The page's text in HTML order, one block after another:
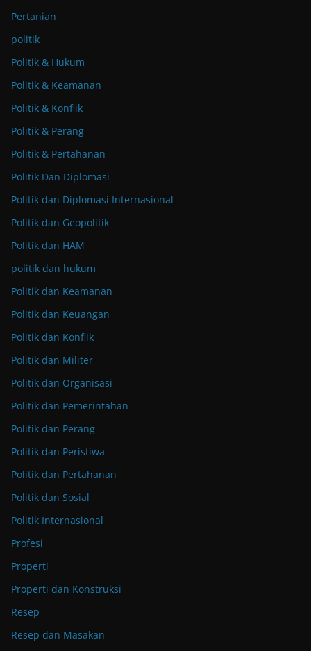
Pertanian
politik
Politik & Hukum
Politik & Keamanan
Politik & Konflik
Politik & Perang
Politik & Pertahanan
Politik Dan Diplomasi
Politik dan Diplomasi Internasional
Politik dan Geopolitik
Politik dan HAM
politik dan hukum
Politik dan Keamanan
Politik dan Keuangan
Politik dan Konflik
Politik dan Militer
Politik dan Organisasi
Politik dan Pemerintahan
Politik dan Perang
Politik dan Peristiwa
Politik dan Pertahanan
Politik dan Sosial
Politik Internasional
Profesi
Properti
Properti dan Konstruksi
Resep
Resep dan Masakan